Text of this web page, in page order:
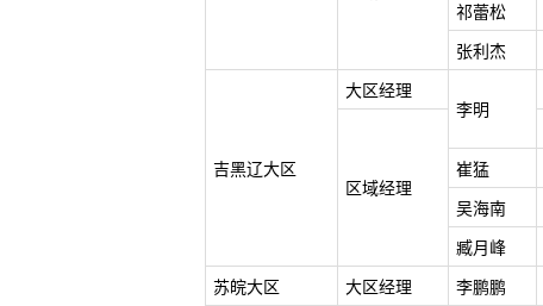
祁蕾松
张利杰
吉黑辽大区
大区经理
李明
区域经理
崔猛
吴海南
臧月峰
苏皖大区
大区经理 李鹏鹏